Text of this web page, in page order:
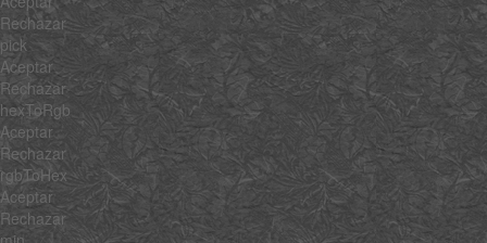
Rechazar
pick
Aceptar
Rechazar
hexToRgb
Aceptar
Rechazar
rgbToHex
Aceptar
Rechazar